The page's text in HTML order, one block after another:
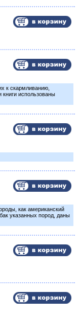
к скармливанию,
использованы
как американский
указанных пород, даны